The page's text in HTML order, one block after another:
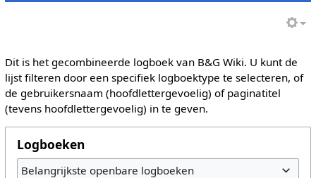
Dit is het gecombineerde logboek van B&G Wiki. U kunt de
lijst filteren door een specifiek logboektype te selecteren, of
de gebruikersnaam (hoofdlettergevoelig) of paginatitel
(tevens hoofdlettergevoelig) in te geven.
Logboeken
Belangrijkste openbare logboeken